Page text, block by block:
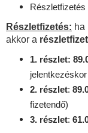
Részletfizetés
Részletfizetés: ha
akkor a
1. részlet:
2. részlet: 89
fizetendő)
3. részlet: 61